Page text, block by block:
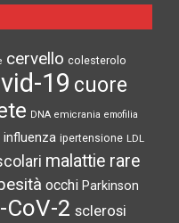
cervello colesterolo
19 cuore
DNA emicrania emofilia
influenza ipertensione LDL
malattie rare
occhi Parkinson
CoV-2 sclerosi